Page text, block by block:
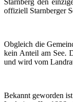
Starnberg den
offiziell Starnberger
Obgleich die
kein Anteil am See.
und wird vom
Bekannt geworden